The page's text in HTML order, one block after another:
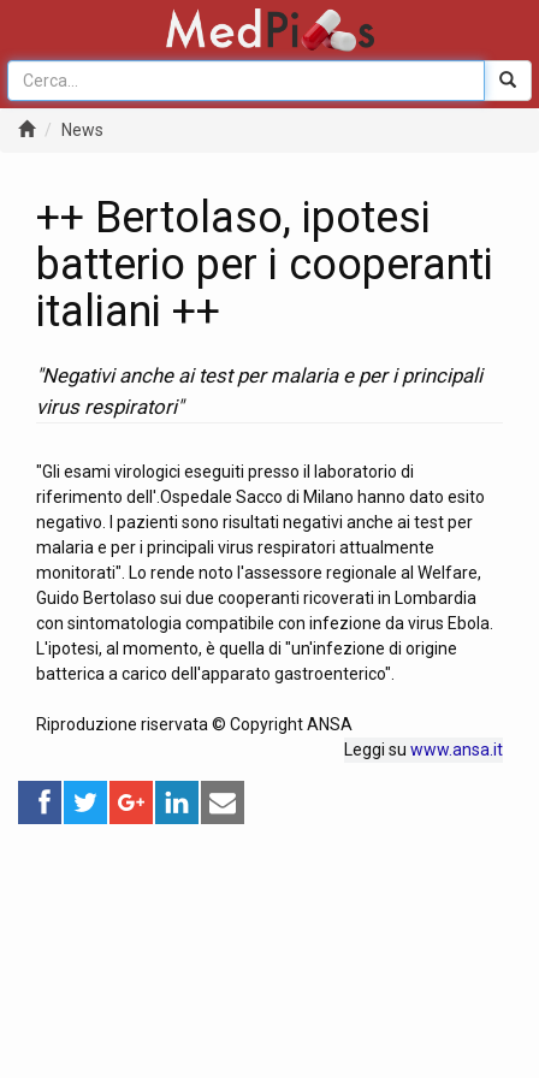
News
++ Bertolaso, ipotesi
batterio per i cooperanti
italiani ++
"Negativi anche ai test per malaria e per i principali
virus respiratori"
"Gli esami virologici eseguiti presso il laboratorio di
riferimento dell'.Ospedale Sacco di Milano hanno dato esito
negativo. I pazienti sono risultati negativi anche ai test per
malaria e per i principali virus respiratori attualmente
monitorati". Lo rende noto l'assessore regionale al Welfare,
Guido Bertolaso sui due cooperanti ricoverati in Lombardia
con sintomatologia compatibile con infezione da virus Ebola.
L'ipotesi, al momento, è quella di "un'infezione di origine
batterica a carico dell'apparato gastroenterico".
Riproduzione riservata © Copyright ANSA
Leggi su www.ansa.it